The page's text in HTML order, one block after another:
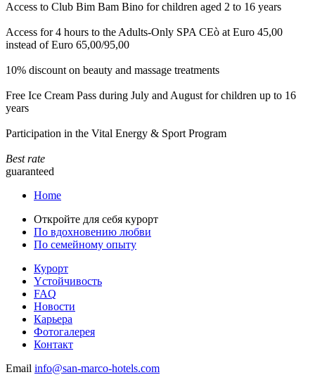
Access to Club Bim Bam Bino for children aged 2 to 16 years
Access for 4 hours to the Adults-Only SPA CEò at Euro 45,00
instead of Euro 65,00/95,00
10% discount on beauty and massage treatments
Free Ice Cream Pass during July and August for children up to 16
years
Participation in the Vital Energy & Sport Program
Best rate
guaranteed
Home
Откройте для себя курорт
По вдохновению любви
По семейному опыту
Курорт
Yстойчивость
FAQ
Новости
Карьера
Фотогалерея
Контакт
Email info@san-marco-hotels.com